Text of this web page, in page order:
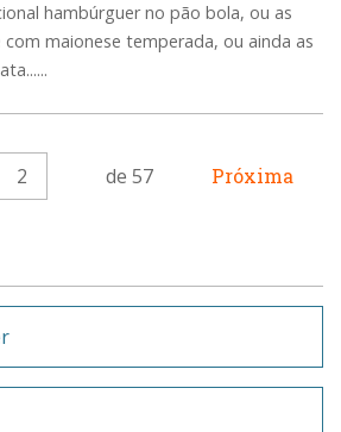
hambúrguer no pão bola, ou as
maionese temperada, ou ainda as
2 de 57 Próxima